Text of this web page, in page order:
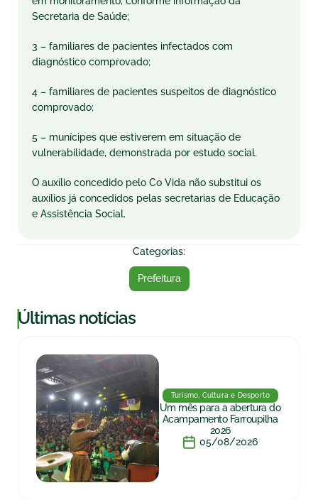
Secretaria de Saúde;
3 – familiares de pacientes infectados com
diagnóstico comprovado;
4 – familiares de pacientes suspeitos de diagnóstico
comprovado;
5 – munícipes que estiverem em situação de
vulnerabilidade, demonstrada por estudo social.
O auxílio concedido pelo Co Vida não substitui os
auxílios já concedidos pelas secretarias de Educação
e Assistência Social.
Categorias:
Prefeitura
|Últimas notícias
Turismo, Cultura e Desporto
Um mês para a abertura do
Acampamento Farroupilha
2026
05/08/2026